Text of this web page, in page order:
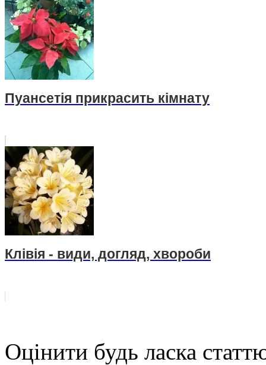
Пуансетія прикрасить кімнату
Клівія - види, догляд, хвороби
Оцінити будь ласка